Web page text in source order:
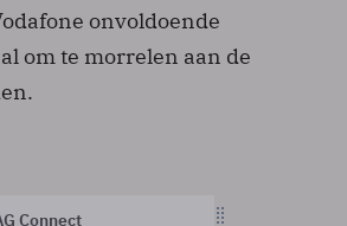
onvoldoende
om te morrelen aan de
Connect